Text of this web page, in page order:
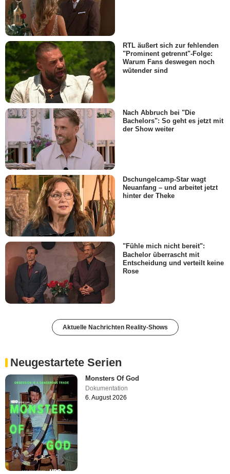
RTL äußert sich zur fehlenden
"Prominent getrennt"-Folge:
Warum Fans deswegen noch
wütender sind
Nach Abbruch bei "Die
Bachelors": So geht es jetzt mit
der Show weiter
Dschungelcamp-Star wagt
Neuanfang – und arbeitet jetzt
hinter der Theke
"Fühle mich nicht bereit":
Bachelor überrascht mit
Entscheidung und verteilt keine
Rose
Aktuelle Nachrichten Reality-Shows
Neugestartete Serien
Monsters Of God
Dokumentation
6. August 2026